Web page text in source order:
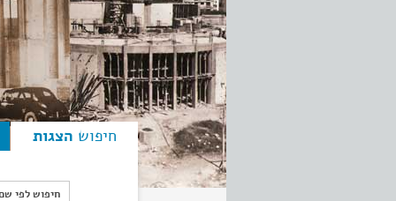
חיפוש הצגות
חיפוש לפי